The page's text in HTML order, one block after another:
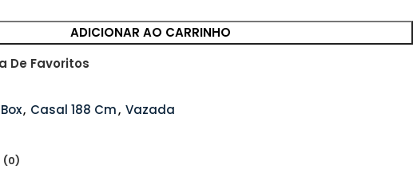
ADICIONAR AO CARRINHO
De Favoritos
, Casal 188 Cm, Vazada
(0)